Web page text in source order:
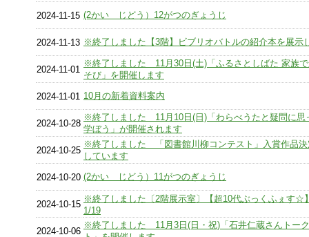
2024-11-15 (2かい じどう）12がつのぎょうじ
2024-11-13 ※終了しました【3階】ビブリオバトルの紹介本を展示
2024-11-01
※終了しました 11月30日(土)「ふるさとしばた 家族
そび」を開催します
2024-11-01 10月の新着資料案内
2024-10-28
※終了しました 11月10日(日)「わらべうたと疑問に思
学ぼう」が開催されます
2024-10-25
※終了しました 「図書館川柳コンテスト」入賞作品決
しています
2024-10-20 (2かい じどう）11がつのぎょうじ
2024-10-15
※終了しました〔2階展示室〕【超10代ぶっくふぇす☆
1/19
2024-10-06
※終了しました 11月3日(日・祝)「石井仁蔵さんトー